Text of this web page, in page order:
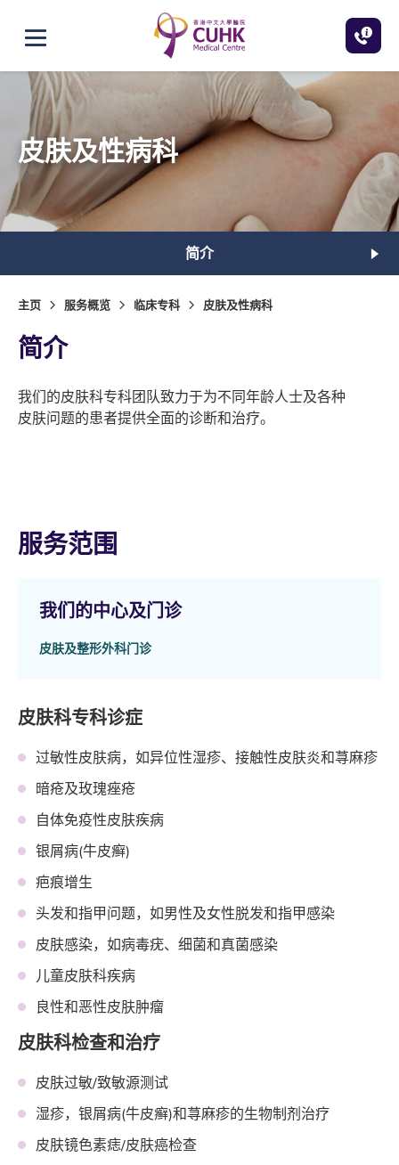
打开选单
皮肤及性病科
简介
主页 服务概览 临床专科 皮肤及性病科
简介
我们的皮肤科专科团队致力于为不同年龄人士及各种
皮肤问题的患者提供全面的诊断和治疗。
服务范围
我们的中心及门诊
皮肤及整形外科门诊
皮肤科专科诊症
过敏性皮肤病，如异位性湿疹、接触性皮肤炎和荨麻疹
暗疮及玫瑰痤疮
自体免疫性皮肤疾病
银屑病(牛皮癣)
疤痕增生
头发和指甲问题，如男性及女性脱发和指甲感染
皮肤感染，如病毒疣、细菌和真菌感染
儿童皮肤科疾病
良性和恶性皮肤肿瘤
皮肤科检查和治疗
皮肤过敏/致敏源测试
湿疹，银屑病(牛皮癣)和荨麻疹的生物制剂治疗
皮肤镜色素痣/皮肤癌检查